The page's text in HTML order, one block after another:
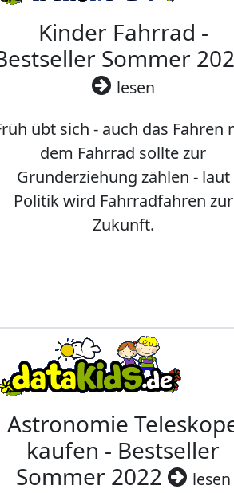
Kinder Fahrrad -
Sommer
lesen
übt sich - auch das Fahren
dem Fahrrad sollte zur
Grunderziehung zählen - laut
Politik wird Fahrradfahren zur
Zukunft.
Astronomie
kaufen - Bestseller
Sommer 2022
lesen